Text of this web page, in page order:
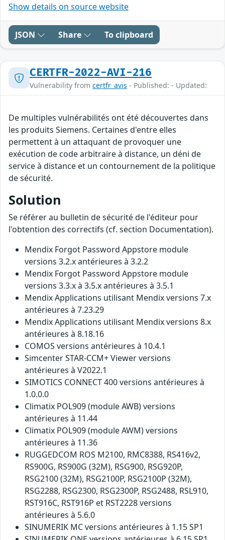
Show details on source website
JSON Share To clipboard
CERTFR-2022-AVI-216
Vulnerability from certfr_avis - Published: - Updated:
De multiples vulnérabilités ont été découvertes dans
les produits Siemens. Certaines d'entre elles
permettent à un attaquant de provoquer une
exécution de code arbitraire à distance, un déni de
service à distance et un contournement de la politique
de sécurité.
Solution
Se référer au bulletin de sécurité de l'éditeur pour
l'obtention des correctifs (cf. section Documentation).
Mendix Forgot Password Appstore module
versions 3.2.x antérieures à 3.2.2
Mendix Forgot Password Appstore module
versions 3.3.x à 3.5.x antérieures à 3.5.1
Mendix Applications utilisant Mendix versions 7.x
antérieures à 7.23.29
Mendix Applications utilisant Mendix versions 8.x
antérieures à 8.18.16
COMOS versions antérieures à 10.4.1
Simcenter STAR-CCM+ Viewer versions
antérieures à V2022.1
SIMOTICS CONNECT 400 versions antérieures à
1.0.0.0
Climatix POL909 (module AWB) versions
antérieures à 11.44
Climatix POL909 (module AWM) versions
antérieures à 11.36
RUGGEDCOM ROS M2100, RMC8388, RS416v2,
RS900G, RS900G (32M), RSG900, RSG920P,
RSG2100 (32M), RSG2100P, RSG2100P (32M),
RSG2288, RSG2300, RSG2300P, RSG2488, RSL910,
RST916C, RST916P et RST2228 versions
antérieures à 5.6.0
SINUMERIK MC versions antérieures à 1.15 SP1